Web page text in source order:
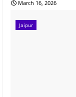
March 16, 2026
Jaipur